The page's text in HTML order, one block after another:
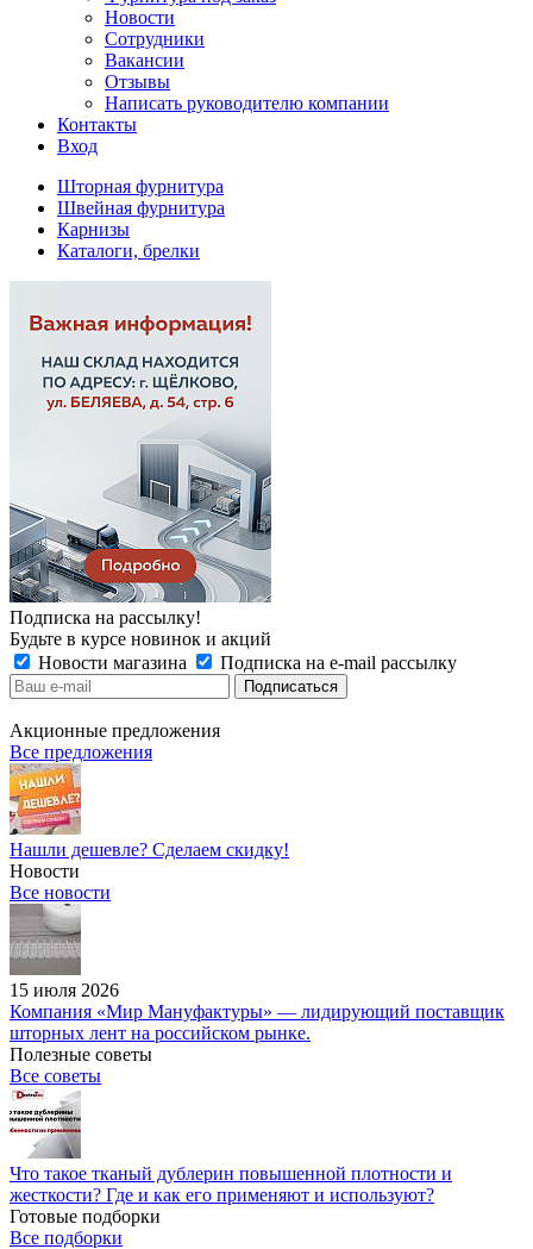
Новости
Сотрудники
Вакансии
Отзывы
Написать руководителю компании
Контакты
Вход
Шторная фурнитура
Швейная фурнитура
Карнизы
Каталоги, брелки
Подписка на рассылку!
Будьте в курсе новинок и акций
Новости магазина
Подписка на e-mail рассылку
Акционные предложения
Все предложения
Нашли дешевле? Сделаем скидку!
Новости
Все новости
15 июля 2026
Компания «Мир Мануфактуры» — лидирующий поставщик
шторных лент на российском рынке.
Полезные советы
Все советы
Что такое тканый дублерин повышенной плотности и
жесткости? Где и как его применяют и используют?
Готовые подборки
Все подборки